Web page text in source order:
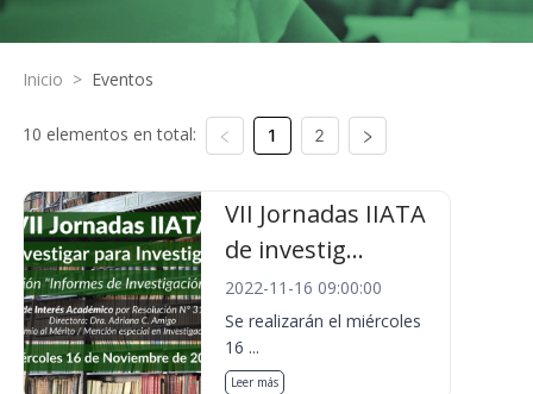
Inicio > Eventos
10 elementos en total: 1 2
VII Jornadas IIATA
de investig...
2022-11-16 09:00:00
Se realizarán el miércoles
16 ...
Leer más